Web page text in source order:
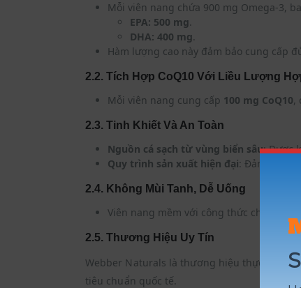
Mỗi viên nang chứa 900 mg Omega-3,
EPA: 500 mg.
DHA: 400 mg.
Hàm lượng cao này đảm bảo cung cấp
2.2. Tích Hợp CoQ10 Với Liều Lượng
Mỗi viên nang cung cấp 100 mg CoQ10,
2.3. Tinh Khiết Và An Toàn
Nguồn cá sạch từ vùng biển sâu: Được
Quy trình sản xuất hiện đại: Đảm bảo
2.4. Không Mùi Tanh, Dễ Uống
Viên nang mềm với công thức chống
2.5. Thương Hiệu Uy Tín
Webber Naturals là thương hiệu thực
tiêu chuẩn quốc tế.